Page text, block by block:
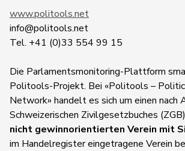
www.politools.net
info@politools.net
Tel. +41 (0)33 554 99 15
Die Parlamentsmonitoring-Plattform
Politools-Projekt. Bei «Politools –
Network» handelt es sich um einen nach
Schweizerischen Zivilgesetzbuches
nicht gewinnorientierten Verein mit
im Handelregister eingetragene Verein